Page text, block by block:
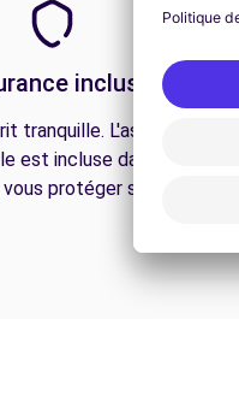
incluse
tranquille. L'assurance
est incluse dans toutes
protéger sur la route.